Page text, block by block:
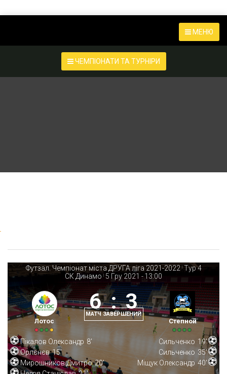
МЕНЮ
ЧЕМПІОНАТИ ТА ТУРНІРИ
Футзал. Чемпіонат міста ДРУГА ліга 2021-2022 | Тур 4
СК Динамо | 5 Гру 2021 - 13:00
Лотос
6 : 3
МАТЧ ЗАВЕРШЕНИЙ
Степной
Пікалов Олександр 8'
Орлєнєв 15'
Мирошников Дмитро 20'
Сильченко 19'
Сильченко 35'
Міщук Олександр 40'